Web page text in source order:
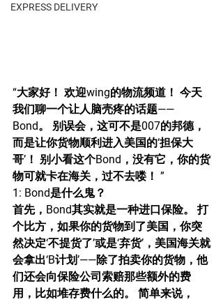
EXPRESS DELIVERY
“大家好！ 欢迎wing的物流频道！ 今天
我们聊一个让人脑壳疼的话题——
Bond。 别误会，这可不是007的邦德，
而是让你货物顺利进入美国的‘担保大
哥’！ 别小看这个Bond，没有它，你的货
物可就卡在海关，过不去喽！ ”
1: Bond是什么鬼？
首先，Bond其实就是一种进口保险。 打
个比方，如果你的货物到了美国，你突
然决定‘不提货了’或是‘弃货’，美国海关就
会拿出‘B计划’——除了拍卖你的货物，他
们还会向保险公司索赔那些额外的费
用，比如堆存费什么的。 简单来说，